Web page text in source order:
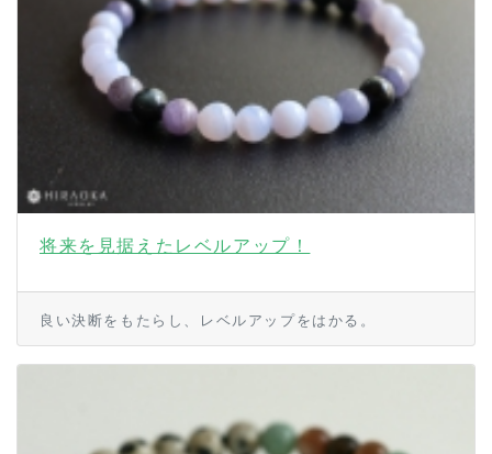
将来を見据えたレベルアップ！
良い決断をもたらし、レベルアップをはかる。